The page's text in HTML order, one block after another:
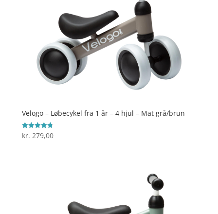
Velogo – Løbecykel fra 1 år – 4 hjul – Mat grå/brun
Vurderet
4.8
kr. 279,00